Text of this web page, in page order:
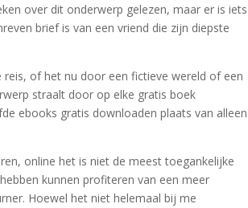
over dit onderwerp gelezen, maar er is iets
brief is van een vriend die zijn diepste
of het nu door een fictieve wereld of een
straalt door op elke gratis boek
ebooks gratis downloaden plaats van alleen
online het is niet de meest toegankelijke
kunnen profiteren van een meer
Hoewel het niet helemaal bij me